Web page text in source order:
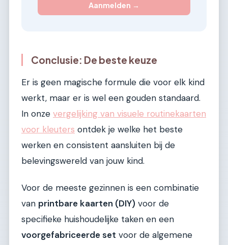
Aanmelden →
Conclusie: De beste keuze
Er is geen magische formule die voor elk kind
werkt, maar er is wel een gouden standaard.
In onze vergelijking van visuele routinekaarten
voor kleuters ontdek je welke het beste
werken en consistent aansluiten bij de
belevingswereld van jouw kind.
Voor de meeste gezinnen is een combinatie
van printbare kaarten (DIY) voor de
specifieke huishoudelijke taken en een
voorgefabriceerde set voor de algemene